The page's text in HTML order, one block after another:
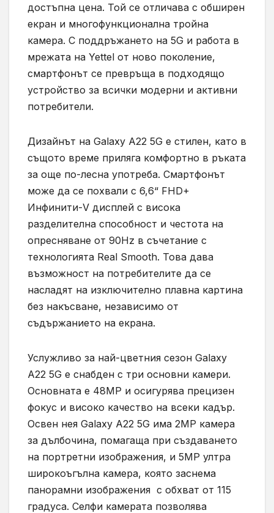
достъпна цена. Той се отличава с обширен
екран и многофункционална тройна
камера. С поддръжането на 5G и работа в
мрежата на Yettel от ново поколение,
смартфонът се превръща в подходящо
устройство за всички модерни и активни
потребители.
Дизайнът на Galaxy A22 5G е стилен, като в
същото време приляга комфортно в ръката
за още по-лесна употреба. Смартфонът
може да се похвали с 6,6“ FHD+
Инфинити-V дисплей с висока
разделителна способност и честота на
опресняване от 90Hz в съчетание с
технологията Real Smooth. Това дава
възможност на потребителите да се
насладят на изключително плавна картина
без накъсване, независимо от
съдържанието на екрана.
Услужливо за най-цветния сезон Galaxy
А22 5G е снабден с три основни камери.
Основната е 48MP и осигурява прецизен
фокус и високо качество на всеки кадър.
Освен нея Galaxy A22 5G има 2MP камера
за дълбочина, помагаща при създаването
на портретни изображения, и 5MP ултра
широкоъгълна камера, която заснема
панорамни изображения с обхват от 115
градуса. Селфи камерата позволява